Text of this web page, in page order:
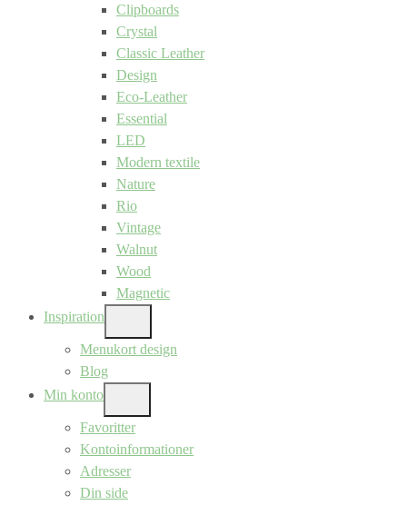
Clipboards
Crystal
Classic Leather
Design
Eco-Leather
Essential
LED
Modern textile
Nature
Rio
Vintage
Walnut
Wood
Magnetic
Inspiration
SUB
MENU
Menukort design
Blog
Min konto
SUB
MENU
Favoritter
Kontoinformationer
Adresser
Din side